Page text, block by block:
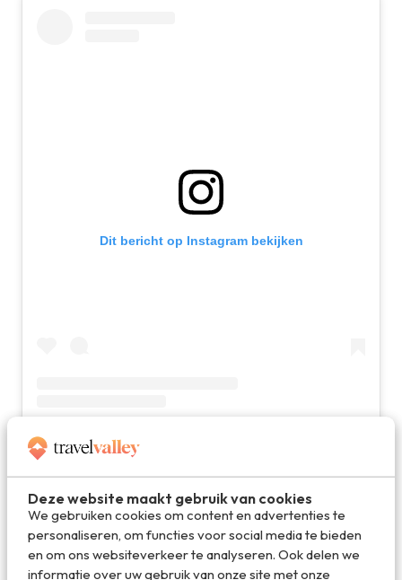
Deze website maakt gebruik van cookies
We gebruiken cookies om content en advertenties te
personaliseren, om functies voor social media te bieden
en om ons websiteverkeer te analyseren. Ook delen we
informatie over uw gebruik van onze site met onze
Dit bericht op Instagram bekijken
Een bericht dat is gedeeld door @theth_albania_
Geniet van de kust in Sarandë
De badplaats Sarandë is een heerlijke plek om te
bezoeken. Als echt kustdorp vind je hier een boulevard,